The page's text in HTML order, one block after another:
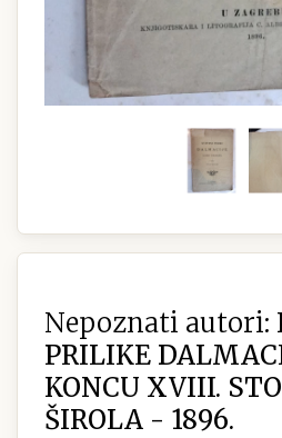
Nepoznati autori:
PRILIKE
KONCU XVIII.
ŠIROLA - 1896.